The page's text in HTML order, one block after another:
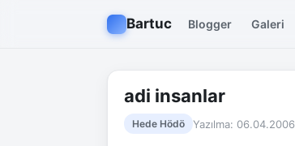
Bartuc Blogger Galeri
adi insanlar
Hede Hödö Yazılma: 06.04.2006